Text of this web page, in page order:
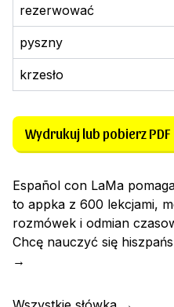
rezerwować
pyszny
krzesło
Wydrukuj lub pobierz PDF
Español con LaMa
to appka z 600 lekcjami,
rozmówek i odmian
Chcę nauczyć się
→